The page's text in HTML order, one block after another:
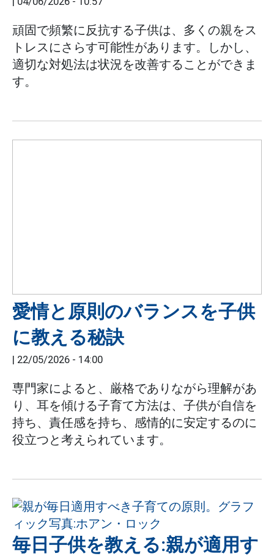
頑固で頻繁に反抗する子供は、多くの親をス
トレスにさらす可能性があります。しかし、
適切な対処法は状況を改善することができま
す。
愛情と原則のバランスを子供
に教える秘訣
| 22/05/2026 - 14:00
専門家によると、厳格でありながら理解があ
り、耳を傾ける子育て方法は、子供が自信を
持ち、責任感を持ち、感情的に安定するのに
役立つと考えられています。
毎日子供を教える:親が適用す